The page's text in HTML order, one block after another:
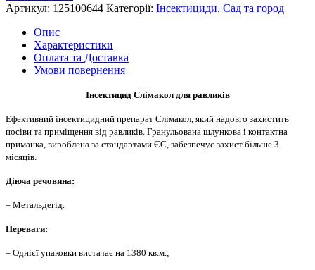
Артикул: 125100644 Категорії: Інсектициди, Сад та город
Опис
Характеристики
Оплата та Доставка
Умови повернення
Інсектицид Слімакол для равликів
Ефективний інсектицидний препарат Слімакол, який надовго захистить
посіви та приміщення від равликів. Гранульована шлункова і контактна
приманка, вироблена за стандартами ЄС, забезпечує захист більше 3
місяців.
Діюча речовина:
– Метальдегід.
Переваги:
– Однієї упаковки вистачає на 1380 кв.м.;